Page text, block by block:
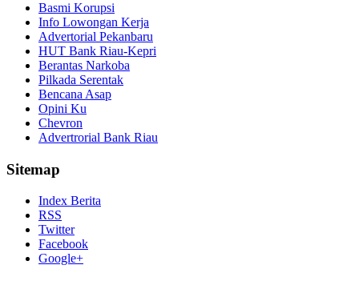
Basmi Korupsi
Info Lowongan Kerja
Advertorial Pekanbaru
HUT Bank Riau-Kepri
Berantas Narkoba
Pilkada Serentak
Bencana Asap
Opini Ku
Chevron
Advertrorial Bank Riau
Sitemap
Index Berita
RSS
Twitter
Facebook
Google+